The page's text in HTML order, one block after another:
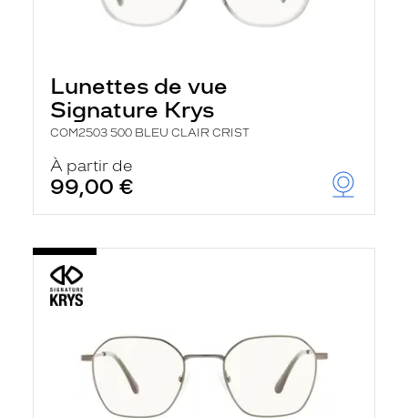
Lunettes de vue
Signature Krys
COM2503 500 BLEU CLAIR CRIST
À partir de
99,00 €